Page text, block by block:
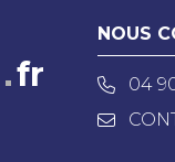
fr
NOUS
04